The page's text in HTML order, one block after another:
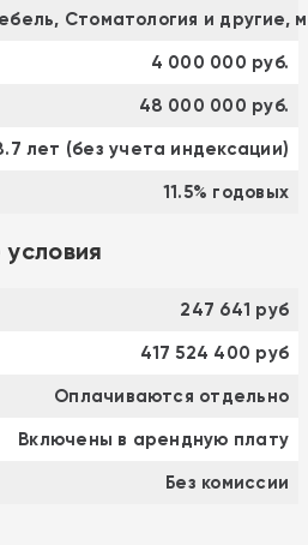
Стоматология и другие,
4 000 000 руб.
48 000 000 руб.
лет (без учета индексации)
11.5% годовых
247 641 руб
417 524 400 руб
Оплачиваются отдельно
Включены в арендную плату
Без комиссии